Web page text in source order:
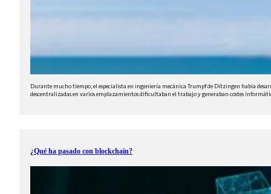
Durante mucho tiempo, el especialista en ingeniería mecánica Trumpf de Ditzingen había
descentralizadas en varios emplazamientos dificultaban el trabajo y generaban costes
¿Qué ha pasado con blockchain?